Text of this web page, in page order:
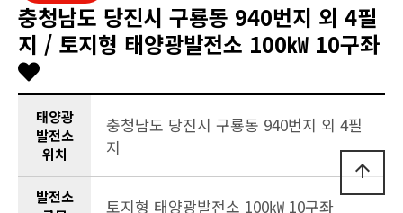
충청남도 당진시 구룡동 940번지 외 4필
지 / 토지형 태양광발전소 100㎾ 10구좌
태양광
발전소
위치
충청남도 당진시 구룡동 940번지 외 4필
지
발전소
토지형 태양광발전소 100㎾ 10구좌
arrow_upward